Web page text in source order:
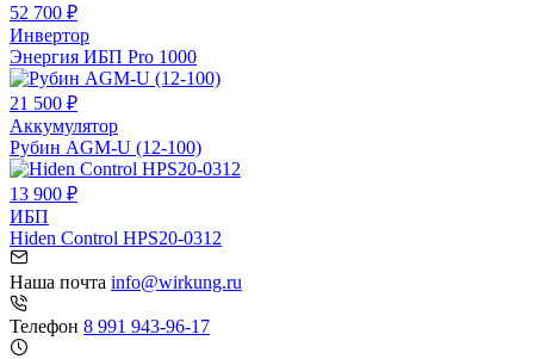
52 700 ₽
Инвертор
Энергия ИБП Pro 1000
21 500 ₽
Аккумулятор
Рубин AGM-U (12-100)
13 900 ₽
ИБП
Hiden Control HPS20-0312
Наша почта info@wirkung.ru
Телефон 8 991 943-96-17